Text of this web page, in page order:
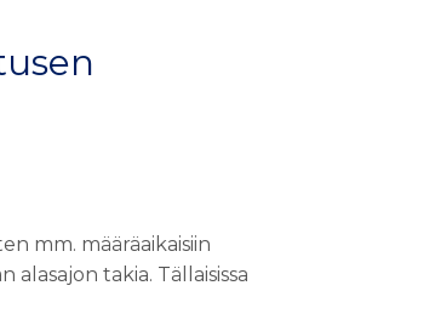
mm. määräaikaisiin
takia. Tällaisissa